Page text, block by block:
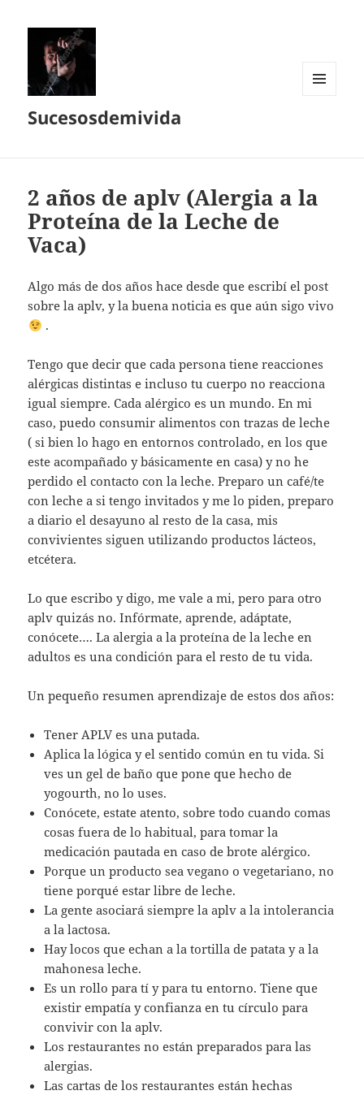
Sucesosdemivida
2 años de aplv (Alergia a la
Proteína de la Leche de
Vaca)
Algo más de dos años hace desde que escribí el post
sobre la aplv, y la buena noticia es que aún sigo vivo
.
Tengo que decir que cada persona tiene reacciones
alérgicas distintas e incluso tu cuerpo no reacciona
igual siempre. Cada alérgico es un mundo. En mi
caso, puedo consumir alimentos con trazas de leche
( si bien lo hago en entornos controlado, en los que
este acompañado y básicamente en casa) y no he
perdido el contacto con la leche. Preparo un café/te
con leche a si tengo invitados y me lo piden, preparo
a diario el desayuno al resto de la casa, mis
convivientes siguen utilizando productos lácteos,
etcétera.
Lo que escribo y digo, me vale a mi, pero para otro
aplv quizás no. Infórmate, aprende, adáptate,
conócete…. La alergia a la proteína de la leche en
adultos es una condición para el resto de tu vida.
Un pequeño resumen aprendizaje de estos dos años:
Tener APLV es una putada.
Aplica la lógica y el sentido común en tu vida. Si
ves un gel de baño que pone que hecho de
yogourth, no lo uses.
Conócete, estate atento, sobre todo cuando comas
cosas fuera de lo habitual, para tomar la
medicación pautada en caso de brote alérgico.
Porque un producto sea vegano o vegetariano, no
tiene porqué estar libre de leche.
La gente asociará siempre la aplv a la intolerancia
a la lactosa.
Hay locos que echan a la tortilla de patata y a la
mahonesa leche.
Es un rollo para tí y para tu entorno. Tiene que
existir empatía y confianza en tu círculo para
convivir con la aplv.
Los restaurantes no están preparados para las
alergias.
Las cartas de los restaurantes están hechas